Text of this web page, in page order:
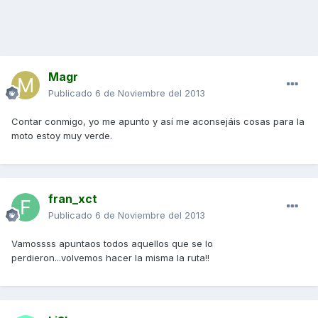
Magr
Publicado 6 de Noviembre del 2013
Contar conmigo, yo me apunto y así me aconsejáis cosas para la
moto estoy muy verde.
fran_xct
Publicado 6 de Noviembre del 2013
Vamossss apuntaos todos aquellos que se lo
perdieron...volvemos hacer la misma la ruta!!